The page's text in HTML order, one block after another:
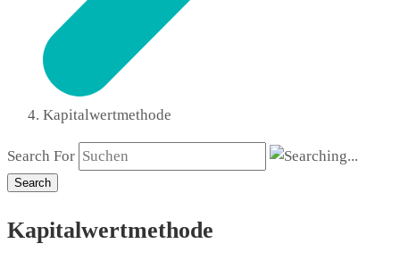
Kapitalwertmethode
Search For
Search
Kapitalwertmethode